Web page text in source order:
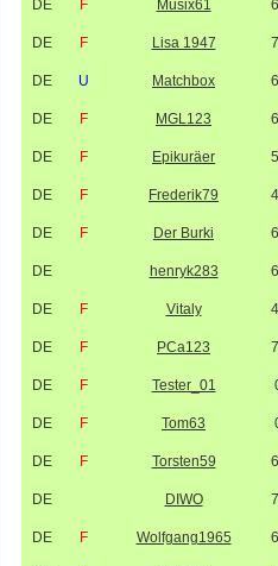
DE F Musix61
DE F Lisa 1947
DE U Matchbox
DE F MGL123
DE F Epikuräer
DE F Frederik79
DE F Der Burki
DE henryk283
DE F Vitaly
DE F PCa123
DE F Tester_01
DE F Tom63
DE F Torsten59
DE DIWO
DE F Wolfgang1965